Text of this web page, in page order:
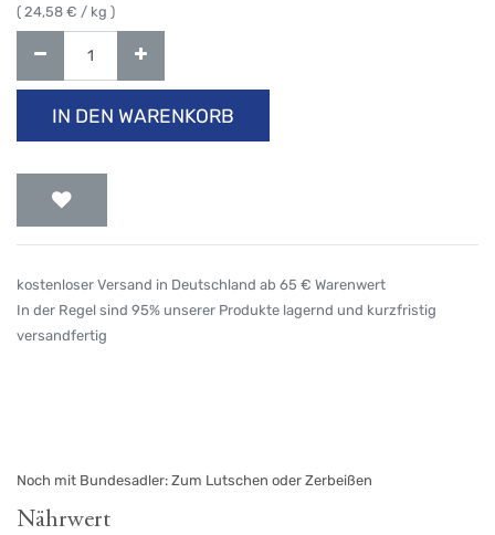
( 24,58 € / kg )
IN DEN WARENKORB
kostenloser Versand in Deutschland ab 65 € Warenwert
In der Regel sind 95% unserer Produkte lagernd und kurzfristig
versandfertig
Noch mit Bundesadler: Zum Lutschen oder Zerbeißen
Nährwert